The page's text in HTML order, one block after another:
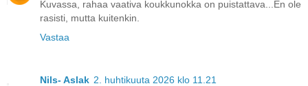
Kuvassa, rahaa vaativa koukkunokka on puistattava...En ole
rasisti, mutta kuitenkin.
Vastaa
Nils- Aslak 2. huhtikuuta 2026 klo 11.21